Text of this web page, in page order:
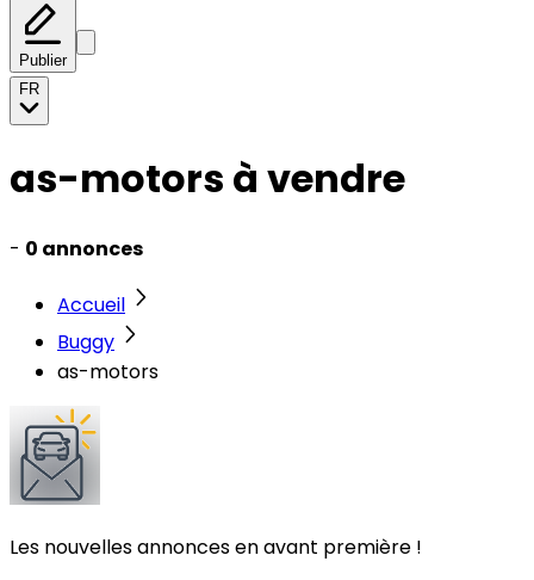
Publier
FR
as-motors à vendre
- 0 annonces
Accueil
Buggy
as-motors
Les nouvelles annonces en avant première !